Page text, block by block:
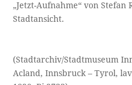
„Jetzt-Aufnahme“ von
Stadtansicht.
(Stadtarchiv/Stadtmuseum
Acland, Innsbruck – Tyrol,